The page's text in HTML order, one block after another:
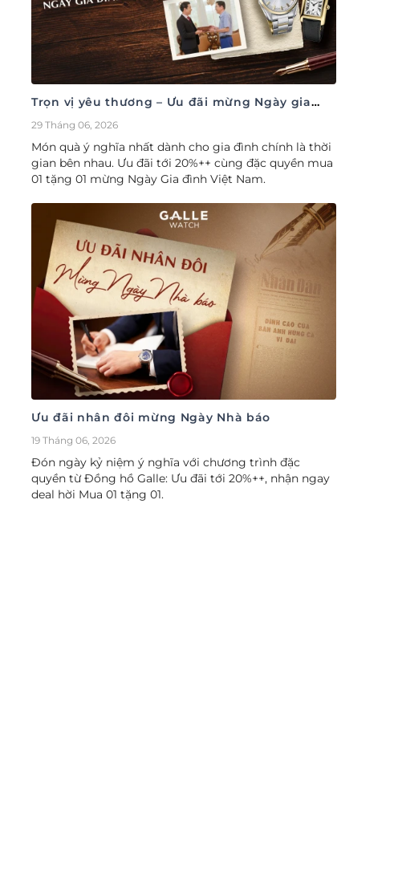
Trọn vị yêu thương – Ưu đãi mừng Ngày gia
đình Việt Nam 28/06
29 Tháng 06, 2026
Món quà ý nghĩa nhất dành cho gia đình chính là thời
gian bên nhau. Ưu đãi tới 20%++ cùng đặc quyền mua
01 tặng 01 mừng Ngày Gia đình Việt Nam.
Ưu đãi nhân đôi mừng Ngày Nhà báo
19 Tháng 06, 2026
Đón ngày kỷ niệm ý nghĩa với chương trình đặc
quyền từ Đồng hồ Galle: Ưu đãi tới 20%++, nhận ngay
deal hời Mua 01 tặng 01.